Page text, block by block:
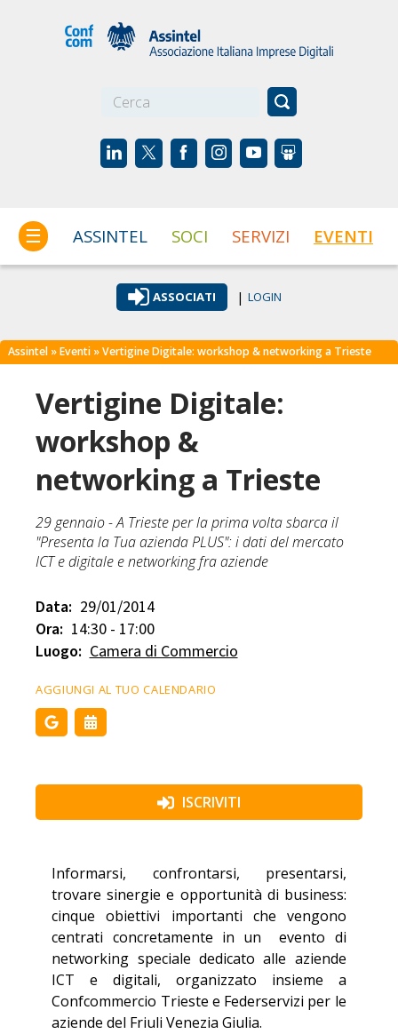
☰ ASSINTEL SOCI SERVIZI EVENTI
ASSOCIATI | LOGIN
Assintel »Eventi » Vertigine Digitale: workshop & networking a Trieste
Vertigine Digitale:
workshop &
networking a Trieste
29 gennaio - A Trieste per la prima volta sbarca il
"Presenta la Tua azienda PLUS": i dati del mercato
ICT e digitale e networking fra aziende
Data: 29/01/2014
Ora: 14:30 - 17:00
Luogo: Camera di Commercio
AGGIUNGI AL TUO CALENDARIO
ISCRIVITI
Informarsi, confrontarsi, presentarsi,
trovare sinergie e opportunità di business:
cinque obiettivi importanti che vengono
centrati concretamente in un evento di
networking speciale dedicato alle aziende
ICT e digitali, organizzato insieme a
Confcommercio Trieste e Federservizi per le
aziende del Friuli Venezia Giulia.